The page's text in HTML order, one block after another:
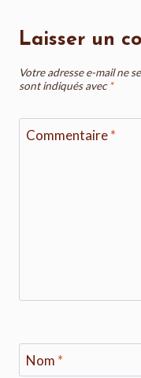
Laisser un
Votre adresse e-mail ne
sont indiqués avec*
Commentaire*
Nom *